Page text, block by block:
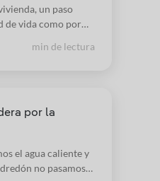
un paso
de vida como por
las diferencias
min de lectura
por la
el agua caliente y
no pasamos